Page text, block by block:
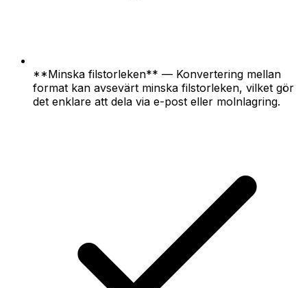
**Minska filstorleken** — Konvertering mellan
format kan avsevärt minska filstorleken, vilket gör
det enklare att dela via e-post eller molnlagring.